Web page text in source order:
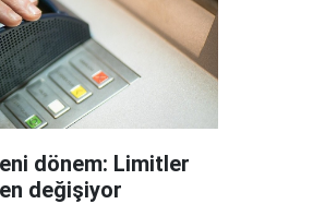
dönem: Limitler
değişiyor